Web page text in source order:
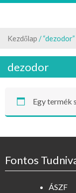
Kezdőlap /
dezodor
Egy termék
Fontos
ÁSZF